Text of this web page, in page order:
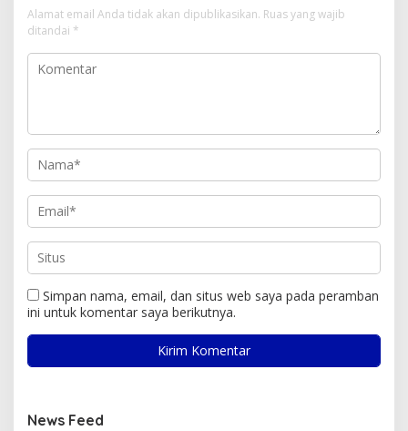
Alamat email Anda tidak akan dipublikasikan. Ruas yang wajib
ditandai *
Simpan nama, email, dan situs web saya pada peramban
ini untuk komentar saya berikutnya.
News Feed